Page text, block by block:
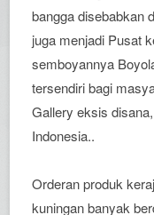
bangga disebabkan
juga menjadi Pusat
semboyannya
tersendiri bagi
Gallery eksis
Indonesia..
Orderan produk
kuningan banyak